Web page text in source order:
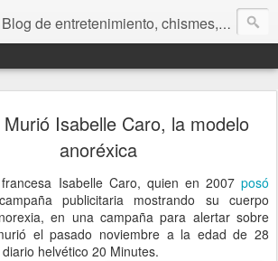
Blog de entretenimiento, chismes, humor, farándula, curiosidades, ovnis, noticias calientes, fotos, videos, paranormal y ¡más!
Isabelle Caro, la modelo
anoréxica
Isabelle Caro, quien en 2007 posó
publicitaria mostrando su cuerpo
en una campaña para alertar sobre
el pasado noviembre a la edad de 28
helvético 20 Minutes.